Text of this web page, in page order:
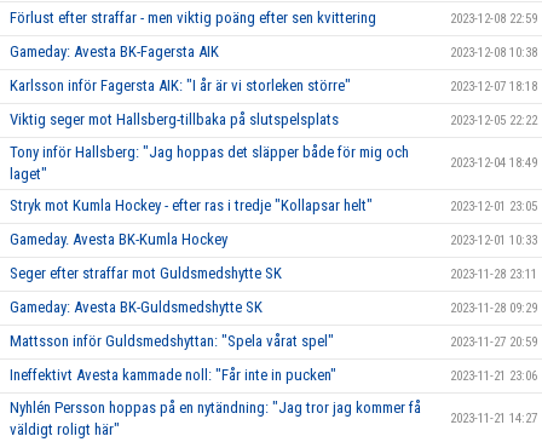
Förlust efter straffar - men viktig poäng efter sen kvittering 2023-12-08 22:59
Gameday: Avesta BK-Fagersta AIK 2023-12-08 10:38
Karlsson inför Fagersta AIK: "I år är vi storleken större" 2023-12-07 18:18
Viktig seger mot Hallsberg-tillbaka på slutspelsplats 2023-12-05 22:22
Tony inför Hallsberg: "Jag hoppas det släpper både för mig och
laget"
2023-12-04 18:49
Stryk mot Kumla Hockey - efter ras i tredje "Kollapsar helt" 2023-12-01 23:05
Gameday. Avesta BK-Kumla Hockey 2023-12-01 10:33
Seger efter straffar mot Guldsmedshytte SK 2023-11-28 23:11
Gameday: Avesta BK-Guldsmedshytte SK 2023-11-28 09:29
Mattsson inför Guldsmedshyttan: "Spela vårat spel" 2023-11-27 20:59
Ineffektivt Avesta kammade noll: "Får inte in pucken" 2023-11-21 23:06
Nyhlén Persson hoppas på en nytändning: "Jag tror jag kommer få
väldigt roligt här"
2023-11-21 14:27